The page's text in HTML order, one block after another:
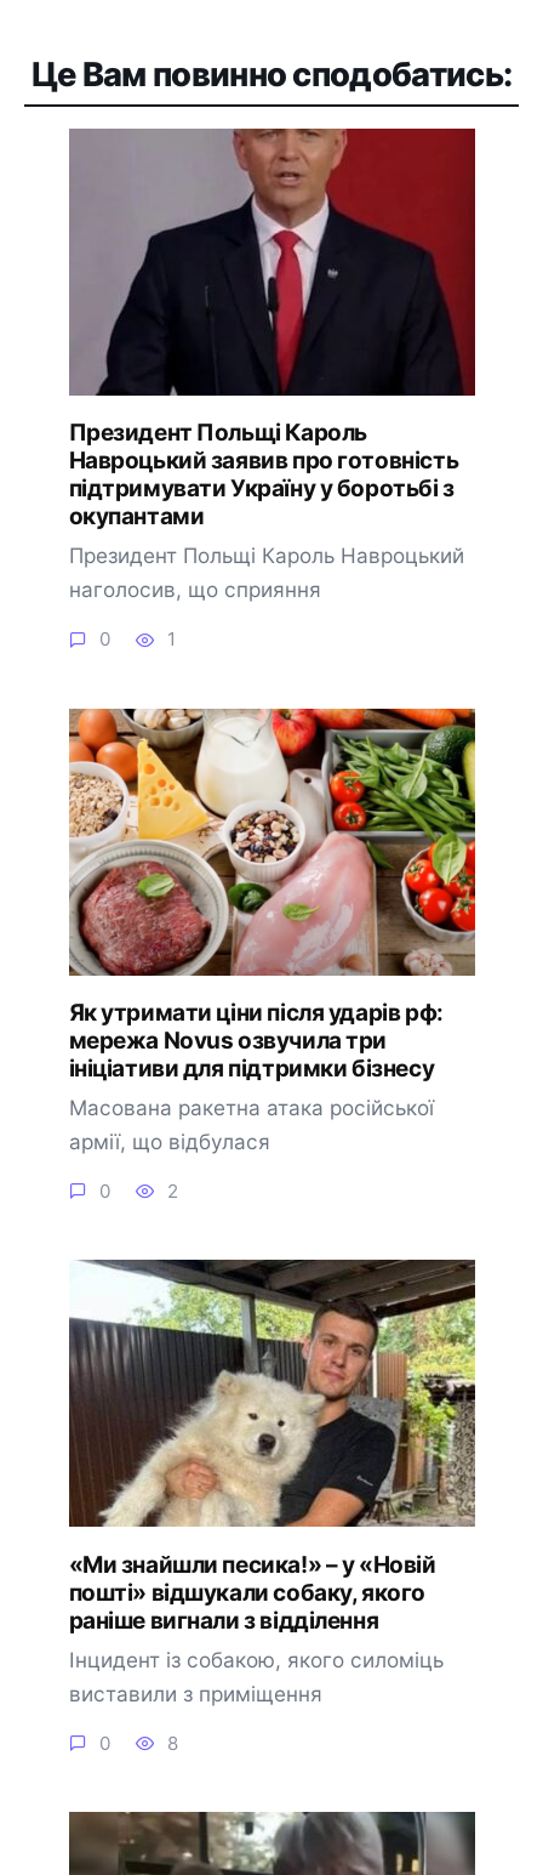
Це Вам повинно сподобатись:
Президент Польщі Кароль
Навроцький заявив про готовність
підтримувати Україну у боротьбі з
окупантами
Президент Польщі Кароль Навроцький
наголосив, що сприяння
0 1
Як утримати ціни після ударів рф:
мережа Novus озвучила три
ініціативи для підтримки бізнесу
Масована ракетна атака російської
армії, що відбулася
0 2
«Ми знайшли песика!» – у «Новій
пошті» відшукали собаку, якого
раніше вигнали з відділення
Інцидент із собакою, якого силоміць
виставили з приміщення
0 8